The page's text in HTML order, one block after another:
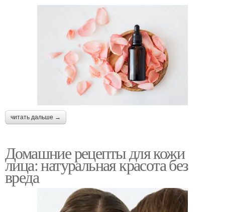
читать дальше →
Домашние рецепты для кожи
лица: натуральная красота без
вреда